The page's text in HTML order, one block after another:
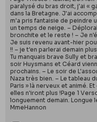
paralysé du bras droit, j'ai «
dans la Bretagne. J'ai
m'a pris fantaisie de peindre
un temps de neige. –
bronchite et le reste ! – Je
Je suis revenu avant-hier
!! – je t'en parlerai demain
Tu manquais brave Sully et
soir Huysmans et Céard
prochains. – Le soir de
Naza très bien. – Le tableau
Paris » là nerveux et animé.
elles n'iront plus !Page 1
longuement demain. Longue
MmeHannon